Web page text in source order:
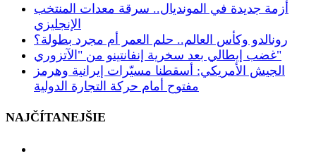
أزمة جديدة في المونديال.. سرقة معدات المنتخب
الإنجليزي
رونالدو وكأس العالم.. حلم العمر أم مجرد بطولة؟
غضب إيطالي بعد سخرية إنفانتينو من "الآتزوري"
الجيش الأمريكي: أسقطنا مسيّرات إيرانية وهرمز
مفتوح أمام حركة التجارة الدولية
NAJČÍTANEJŠIE